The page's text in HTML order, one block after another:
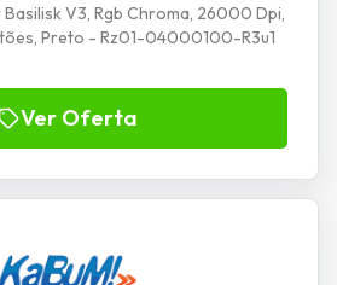
V3, Rgb Chroma, 26000 Dpi,
Preto - Rz01-04000100-R3u1
Ver Oferta